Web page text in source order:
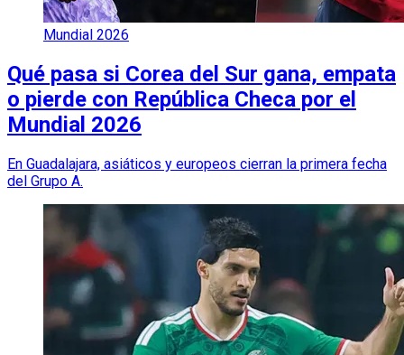
Mundial 2026
Qué pasa si Corea del Sur gana, empata
o pierde con República Checa por el
Mundial 2026
En Guadalajara, asiáticos y europeos cierran la primera fecha
del Grupo A.